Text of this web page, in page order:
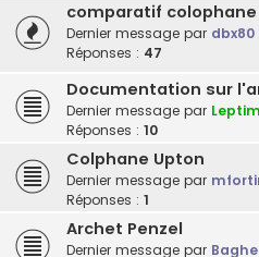
comparatif colophane
Dernier message par dbx80
Réponses : 47
Documentation sur
Dernier message par
Réponses : 10
Colphane Upton
Dernier message par
Réponses : 1
Archet Penzel
Dernier message par